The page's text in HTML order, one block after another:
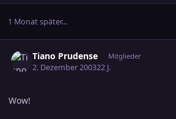
1 Monat später...
Tiano Prudense Mitglieder
2. Dezember 200322 J.
Wow!